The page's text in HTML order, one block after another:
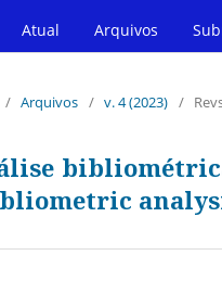
Atual Arquivos
/ Arquivos / v. 4 (2023) /